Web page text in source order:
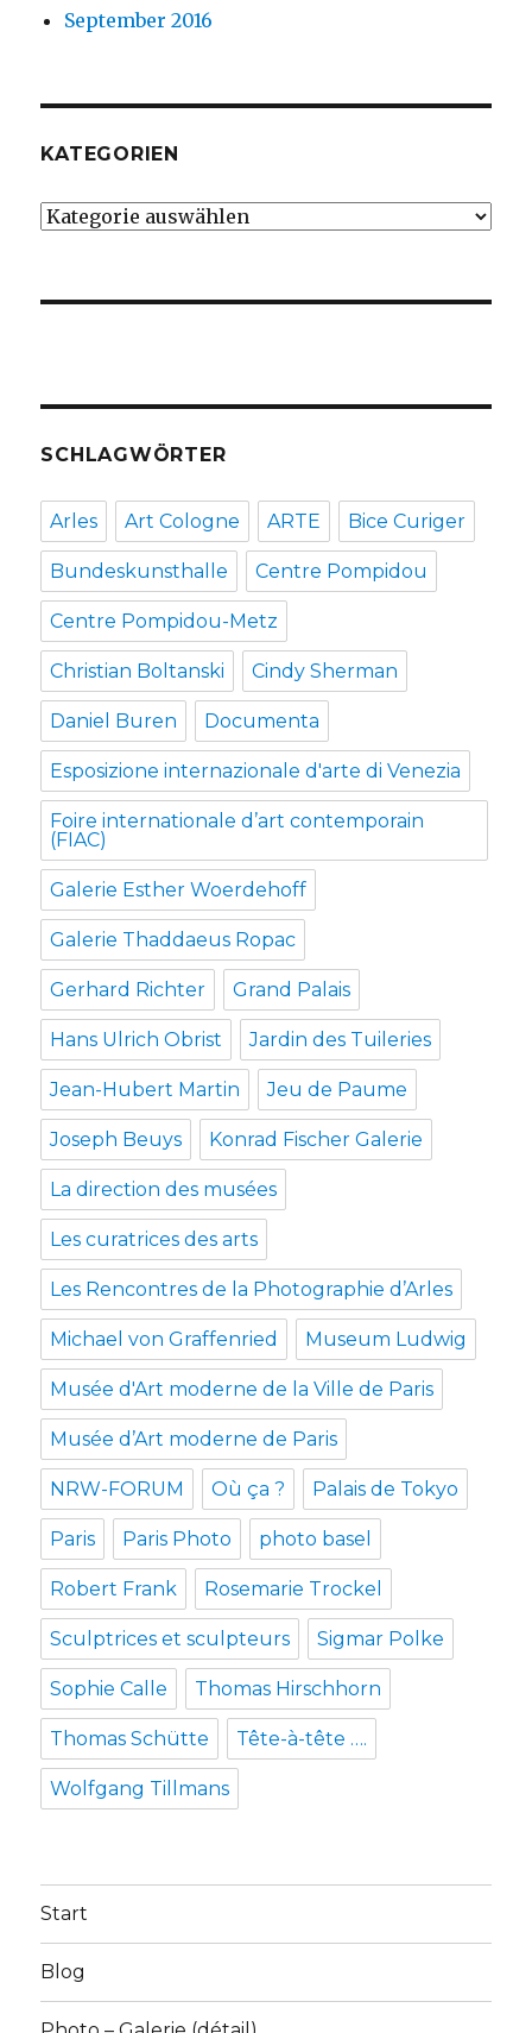
September 2016
KATEGORIEN
Kategorien
SCHLAGWÖRTER
Arles Art Cologne ARTE Bice Curiger
Bundeskunsthalle Centre Pompidou
Centre Pompidou-Metz
Christian Boltanski Cindy Sherman
Daniel Buren Documenta
Esposizione internazionale d'arte di Venezia
Foire internationale d’art contemporain
(FIAC)
Galerie Esther Woerdehoff
Galerie Thaddaeus Ropac
Gerhard Richter Grand Palais
Hans Ulrich Obrist Jardin des Tuileries
Jean-Hubert Martin Jeu de Paume
Joseph Beuys Konrad Fischer Galerie
La direction des musées
Les curatrices des arts
Les Rencontres de la Photographie d’Arles
Michael von Graffenried Museum Ludwig
Musée d'Art moderne de la Ville de Paris
Musée d’Art moderne de Paris
NRW-FORUM Où ça ? Palais de Tokyo
Paris Paris Photo photo basel
Robert Frank Rosemarie Trockel
Sculptrices et sculpteurs Sigmar Polke
Sophie Calle Thomas Hirschhorn
Thomas Schütte Tête-à-tête ….
Wolfgang Tillmans
Start
Blog